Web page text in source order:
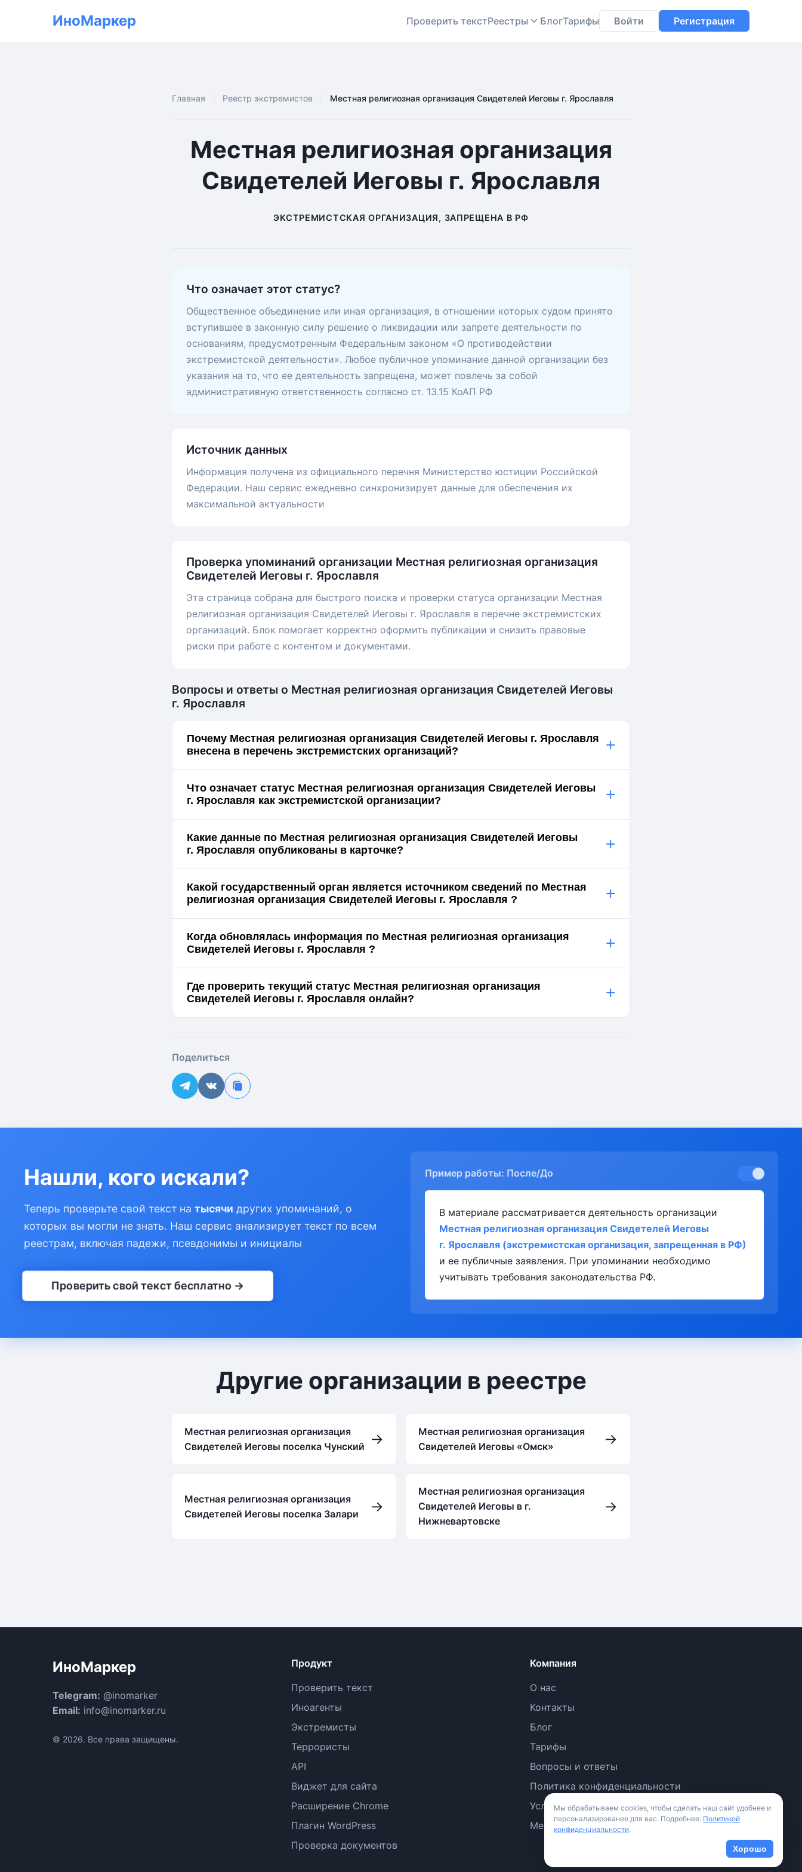
ИноМаркер Проверить текстРеестры БлогТарифы Войти Регистрация
Главная Реестр экстремистов Местная религиозная организация Свидетелей Иеговы г. Ярославля
Местная религиозная организация
Свидетелей Иеговы г. Ярославля
ЭКСТРЕМИСТСКАЯ ОРГАНИЗАЦИЯ, ЗАПРЕЩЕНА В РФ
Что означает этот статус?
Общественное объединение или иная организация, в отношении которых судом принято
вступившее в законную силу решение о ликвидации или запрете деятельности по
основаниям, предусмотренным Федеральным законом «О противодействии
экстремистской деятельности». Любое публичное упоминание данной организации без
указания на то, что ее деятельность запрещена, может повлечь за собой
административную ответственность согласно ст. 13.15 КоАП РФ
Источник данных
Информация получена из официального перечня Министерство юстиции Российской
Федерации. Наш сервис ежедневно синхронизирует данные для обеспечения их
максимальной актуальности
Проверка упоминаний организации Местная религиозная организация
Свидетелей Иеговы г. Ярославля
Эта страница собрана для быстрого поиска и проверки статуса организации Местная
религиозная организация Свидетелей Иеговы г. Ярославля в перечне экстремистских
организаций. Блок помогает корректно оформить публикации и снизить правовые
риски при работе с контентом и документами.
Вопросы и ответы о Местная религиозная организация Свидетелей Иеговы
г. Ярославля
Почему Местная религиозная организация Свидетелей Иеговы г. Ярославля
внесена в перечень экстремистских организаций?
+
Что означает статус Местная религиозная организация Свидетелей Иеговы
г. Ярославля как экстремистской организации?
+
Какие данные по Местная религиозная организация Свидетелей Иеговы
г. Ярославля опубликованы в карточке?
+
Какой государственный орган является источником сведений по Местная
религиозная организация Свидетелей Иеговы г. Ярославля ?
+
Когда обновлялась информация по Местная религиозная организация
Свидетелей Иеговы г. Ярославля ?
+
Где проверить текущий статус Местная религиозная организация
Свидетелей Иеговы г. Ярославля онлайн?
+
Поделиться
Нашли, кого искали?
Теперь проверьте свой текст на тысячи других упоминаний, о
которых вы могли не знать. Наш сервис анализирует текст по всем
реестрам, включая падежи, псевдонимы и инициалы
Проверить свой текст бесплатно →
Пример работы: После/До
В материале рассматривается деятельность организации
Местная религиозная организация Свидетелей Иеговы
г. Ярославля (экстремистская организация, запрещенная в РФ)
и ее публичные заявления. При упоминании необходимо
учитывать требования законодательства РФ.
Другие организации в реестре
Местная религиозная организация
Свидетелей Иеговы поселка Чунский
→
Местная религиозная организация
Свидетелей Иеговы «Омск»
→
Местная религиозная организация
Свидетелей Иеговы поселка Залари
→
Местная религиозная организация
Свидетелей Иеговы в г.
Нижневартовске
→
ИноМаркер
Telegram: @inomarker
Email: info@inomarker.ru
© 2026. Все права защищены.
Продукт
Проверить текст
Иноагенты
Экстремисты
Террористы
API
Виджет для сайта
Расширение Chrome
Плагин WordPress
Проверка документов
Компания
О нас
Контакты
Блог
Тарифы
Вопросы и ответы
Политика конфиденциальности
Условия использования
Методология
Мы обрабатываем cookies, чтобы сделать наш сайт удобнее и
персонализированее для вас. Подробнее: Политикой
конфиденциальности.
Хорошо